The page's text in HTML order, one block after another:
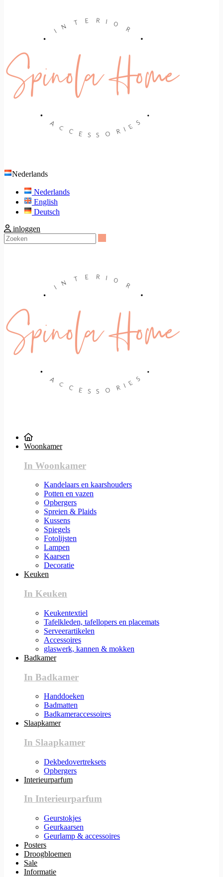
Nederlands
Nederlands
English
Deutsch
inloggen
Woonkamer
In Woonkamer
Kandelaars en kaarshouders
Potten en vazen
Opbergers
Spreien & Plaids
Kussens
Spiegels
Fotolijsten
Lampen
Kaarsen
Decoratie
Keuken
In Keuken
Keukentextiel
Tafelkleden, tafellopers en placemats
Serveerartikelen
Accessoires
glaswerk, kannen & mokken
Badkamer
In Badkamer
Handdoeken
Badmatten
Badkameraccessoires
Slaapkamer
In Slaapkamer
Dekbedovertreksets
Opbergers
Interieurparfum
In Interieurparfum
Geurstokjes
Geurkaarsen
Geurlamp & accessoires
Posters
Droogbloemen
Sale
Informatie